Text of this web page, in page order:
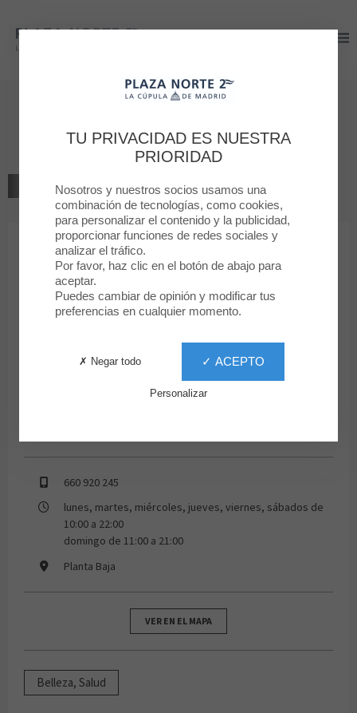
Namasté
VOLVER AL LISTADO
BELLEZA, SALUD
Namasté
660 920 245
lunes, martes, miércoles, jueves, viernes, sábados de
10:00 a 22:00
domingo de 11:00 a 21:00
Planta Baja
VER EN EL MAPA
Belleza, Salud
TU PRIVACIDAD ES NUESTRA
PRIORIDAD
Nosotros y nuestros socios usamos una
combinación de tecnologías, como cookies,
para personalizar el contenido y la publicidad,
proporcionar funciones de redes sociales y
analizar el tráfico.
Por favor, haz clic en el botón de abajo para
aceptar.
Puedes cambiar de opinión y modificar tus
preferencias en cualquier momento.
✓ ACEPTO
✗ Negar todo
Personalizar